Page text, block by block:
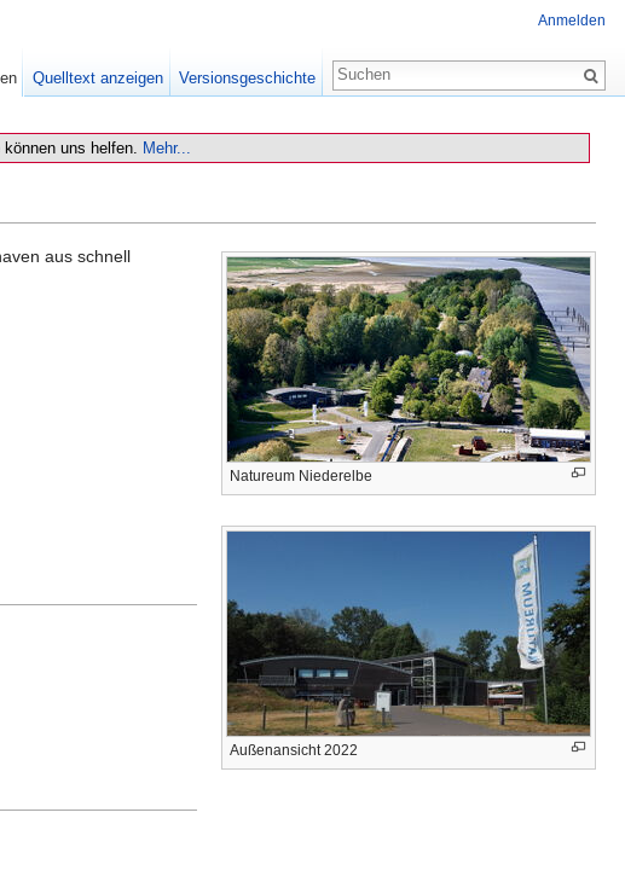
können uns helfen. Mehr...
Natureum Niederelbe
Außenansicht 2022
aus schnell
Anmelden
Quelltext anzeigen Versionsgeschichte